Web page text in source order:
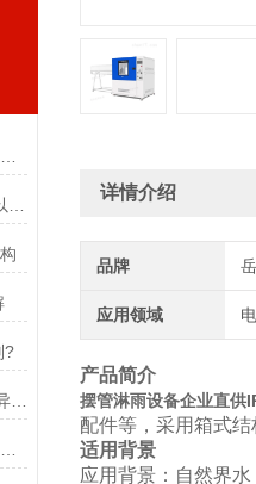
?
ipx1-6淋雨试验房和ipx9淋雨房的差异特点
别看无人机防水试验机不起眼，选错了真能坑惨你
详情介绍
品牌
应用领域
产品简介
摆管淋雨设备企业直供
配件等，采用箱式
适用背景
应用背景：自然界